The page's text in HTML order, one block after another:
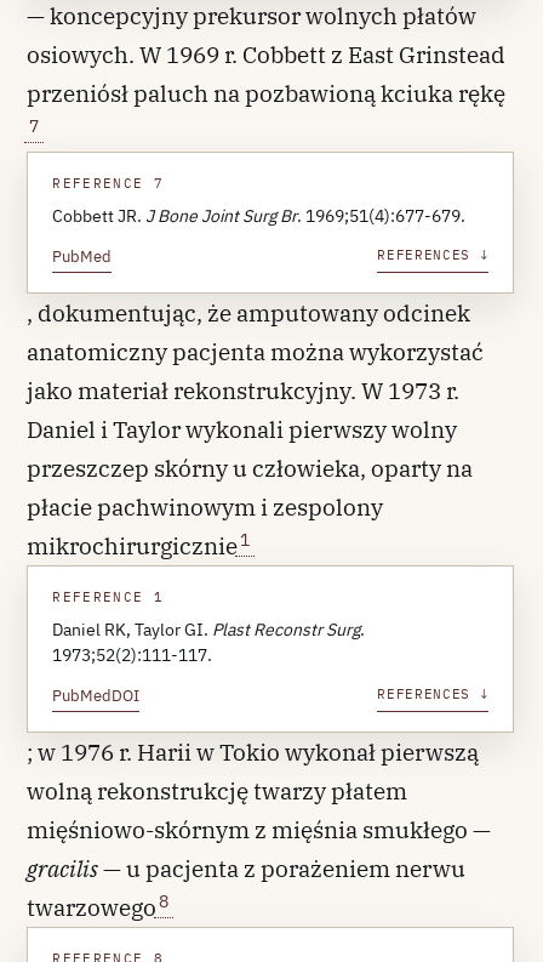
— koncepcyjny prekursor wolnych płatów
osiowych. W 1969 r. Cobbett z East Grinstead
przeniósł paluch na pozbawioną kciuka rękę
7
REFERENCE 7
Cobbett JR. J Bone Joint Surg Br. 1969;51(4):677-679.
PubMed REFERENCES ↓
, dokumentując, że amputowany odcinek
anatomiczny pacjenta można wykorzystać
jako materiał rekonstrukcyjny. W 1973 r.
Daniel i Taylor wykonali pierwszy wolny
przeszczep skórny u człowieka, oparty na
płacie pachwinowym i zespolony
mikrochirurgicznie1
REFERENCE 1
Daniel RK, Taylor GI. Plast Reconstr Surg.
1973;52(2):111-117.
PubMedDOI REFERENCES ↓
; w 1976 r. Harii w Tokio wykonał pierwszą
wolną rekonstrukcję twarzy płatem
mięśniowo-skórnym z mięśnia smukłego —
gracilis— u pacjenta z porażeniem nerwu
twarzowego8
REFERENCE 8